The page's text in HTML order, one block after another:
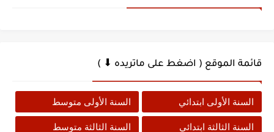
قائمة الموقع ( اضغط على ماتريده ⬇ )
السنة الأولى ابتدائي السنة الأولى متوسط
السنة الثالثة ابتدائي السنة الثالثة متوسط